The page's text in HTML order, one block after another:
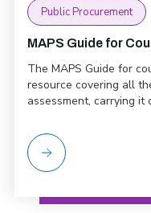
Public Procurement
MAPS Guide for
The MAPS Guide for
resource covering all
assessment, carrying it